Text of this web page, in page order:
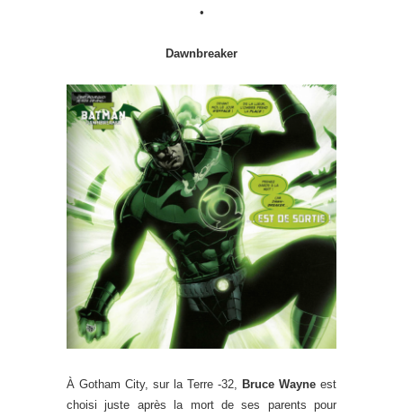
•
Dawnbreaker
À Gotham City, sur la Terre -32, Bruce Wayne est
choisi juste après la mort de ses parents pour